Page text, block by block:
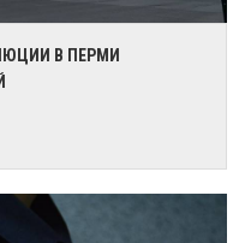
В ПЕРМИ